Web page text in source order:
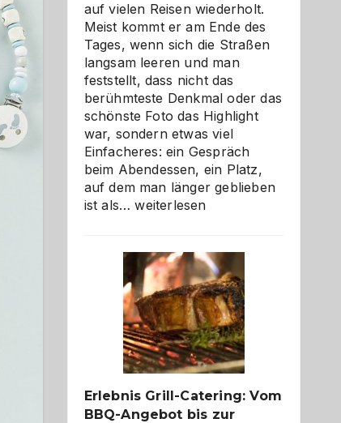
auf vielen Reisen wiederholt.
Meist kommt er am Ende des
Tages, wenn sich die Straßen
langsam leeren und man
feststellt, dass nicht das
berühmteste Denkmal oder das
schönste Foto das Highlight
war, sondern etwas viel
Einfacheres: ein Gespräch
beim Abendessen, ein Platz,
auf dem man länger geblieben
ist als…Als
die
Gelegenheit,
neue
Reiseziele
zu
entdecken
weiterlesen
Erlebnis Grill-Catering: Vom
BBQ-Angebot bis zur